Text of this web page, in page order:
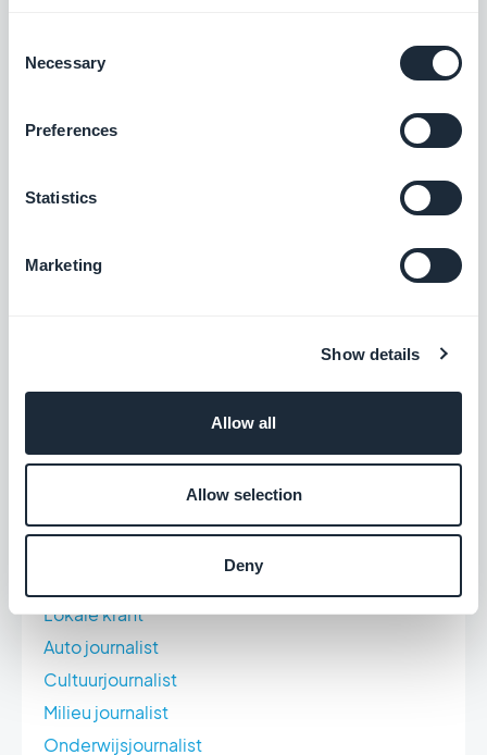
Selection
Necessary
Preferences
Statistics
Marketing
Show details
Allow all
Allow selection
Deny
Natuurgeneeskundige
Osteopaat
Psycholoog
Tandheelkundig chirurg
Vroedvrouw
Pers en media
Lokale krant
Auto journalist
Cultuurjournalist
Milieu journalist
Onderwijsjournalist